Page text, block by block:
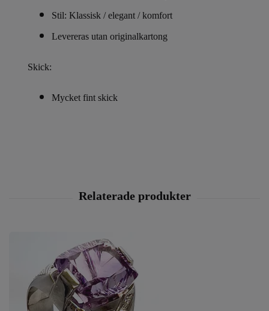
Stil: Klassisk / elegant / komfort
Levereras utan originalkartong
Skick:
Mycket fint skick